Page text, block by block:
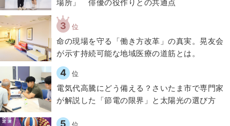
場所」 俳優の役作りとの共通点
3 位
​命の現場を守る「働き方改革」の真実。晃友会
が示す持続可能な地域医療の道筋とは。
4 位
電気代高騰にどう備える？さいたま市で専門家
が解説した「節電の限界」と太陽光の選び方
5